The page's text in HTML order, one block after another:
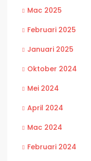
Mac 2025
Februari 2025
Januari 2025
Oktober 2024
Mei 2024
April 2024
Mac 2024
Februari 2024